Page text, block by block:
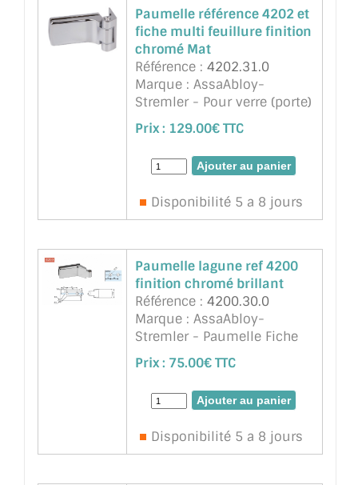
Paumelle référence 4202 et
fiche multi feuillure finition
chromé Mat
Référence : 4202.31.0
Marque : AssaAbloy-
Stremler - Pour verre (porte)
sécurit 8 ou 10mm. Avec
encoches dans le verres 2
trous 16mm (encoche
6202EX) entraxte 45mm.
un poids supérieur pose
obligatoire d’une 3&eg ...
Prix : 129.00€ TTC
Disponibilité 5 a 8 jours
Paumelle lagune ref 4200
finition chromé brillant
Référence : 4200.30.0
Marque : AssaAbloy-
Stremler - Paumelle Fiche
Penture Lagune. Une
paumelle Lagune pour
feuillure de 35mm pour
verre trempé sécurit
brillant
Prix : 75.00€ TTC
Disponibilité 5 a 8 jours